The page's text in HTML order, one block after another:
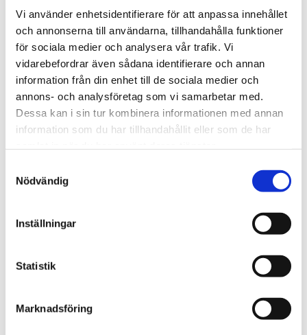
Vi använder enhetsidentifierare för att anpassa innehållet
och annonserna till användarna, tillhandahålla funktioner
för sociala medier och analysera vår trafik. Vi
vidarebefordrar även sådana identifierare och annan
information från din enhet till de sociala medier och
annons- och analysföretag som vi samarbetar med.
Dessa kan i sin tur kombinera informationen med annan
information som du har tillhandahållit eller som de har
Nödvändig
Inställningar
Statistik
Marknadsföring
We are Tengbom
We create sustainable and beautiful architecture
that strenghtens our clients as well as our society.
Work with us
Through our ecosystem of services, we can create
you?
Contact